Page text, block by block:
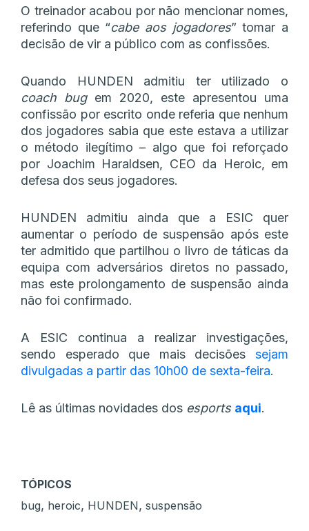
O treinador acabou por não mencionar nomes,
referindo que “cabe aos jogadores” tomar a
decisão de vir a público com as confissões.
Quando HUNDEN admitiu ter utilizado o
coach bugem 2020, este apresentou uma
confissão por escrito onde referia que nenhum
dos jogadores sabia que este estava a utilizar
o método ilegítimo – algo que foi reforçado
por Joachim Haraldsen, CEO da Heroic, em
defesa dos seus jogadores.
HUNDEN admitiu ainda que a ESIC quer
aumentar o período de suspensão após este
ter admitido que partilhou o livro de táticas da
equipa com adversários diretos no passado,
mas este prolongamento de suspensão ainda
não foi confirmado.
A ESIC continua a realizar investigações,
sendo esperado que mais decisões sejam
divulgadas a partir das 10h00 de sexta-feira.
Lê as últimas novidades dos esports aqui.
TÓPICOS
bug, heroic, HUNDEN, suspensão